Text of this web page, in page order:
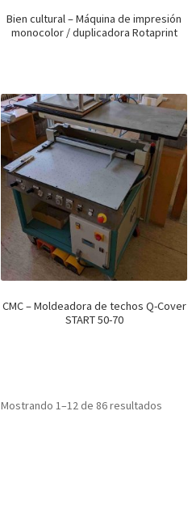
Bien cultural – Máquina de impresión
monocolor / duplicadora Rotaprint
CMC – Moldeadora de techos Q-Cover
START 50-70
Mostrando 1–12 de 86 resultados